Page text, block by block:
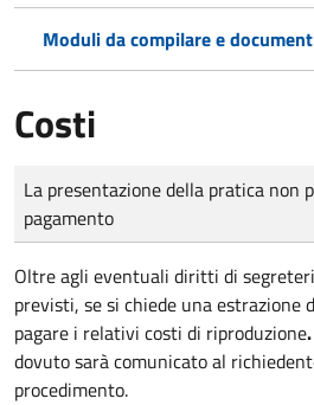
Moduli da compilare e
Costi
Tipo di pagamento
Importo
La presentazione della pratica non
pagamento
Oltre agli eventuali diritti di
previsti, se si chiede una estrazione
pagare i relativi costi di riproduzione.
dovuto sarà comunicato al
procedimento.